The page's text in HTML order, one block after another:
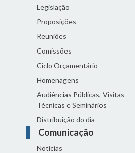
Legislação
Proposições
Reuniões
Comissões
Ciclo Orçamentário
Homenagens
Audiências Públicas, Visitas
Técnicas e Seminários
Distribuição do dia
Comunicação
Notícias